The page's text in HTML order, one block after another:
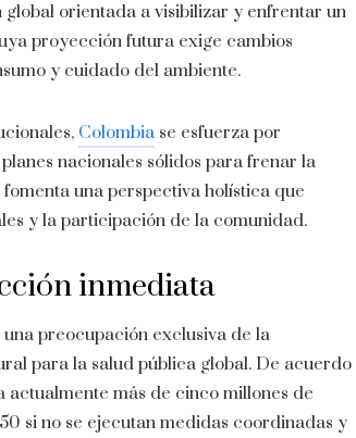
orientada a visibilizar y enfrentar un
proyección futura exige cambios
y cuidado del ambiente.
Colombia se esfuerza por
nacionales sólidos para frenar la
una perspectiva holística que
y la participación de la comunidad.
inmediata
preocupación exclusiva de la
para la salud pública global. De acuerdo
más de cinco millones de
si no se ejecutan medidas coordinadas y